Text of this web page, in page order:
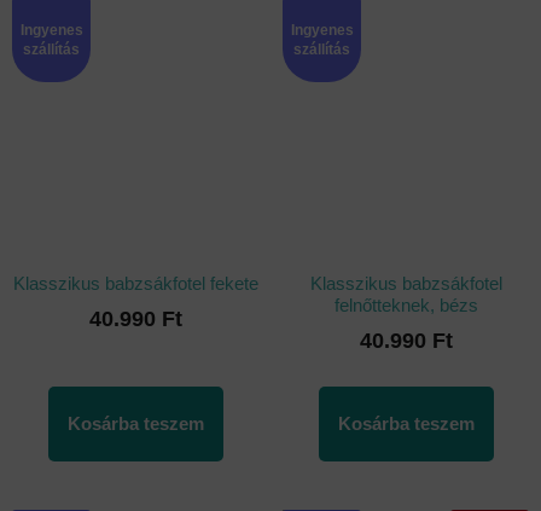
Ingyenes
szállítás
Klasszikus babzsákfotel fekete
40.990 Ft
Kosárba teszem
Ingyenes
szállítás
Klasszikus babzsákfotel
felnőtteknek, bézs
40.990 Ft
Kosárba teszem